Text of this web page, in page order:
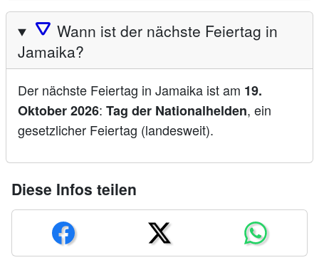
🛆 Wann ist der nächste Feiertag in
Jamaika?
Der nächste Feiertag in Jamaika ist am 19.
Oktober 2026: Tag der Nationalhelden, ein
gesetzlicher Feiertag (landesweit).
Diese Infos teilen